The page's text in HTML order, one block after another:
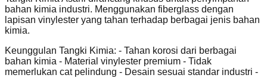
bahan kimia industri. Menggunakan fiberglass dengan
lapisan vinylester yang tahan terhadap berbagai jenis bahan
kimia.
Keunggulan Tangki Kimia: - Tahan korosi dari berbagai
bahan kimia - Material vinylester premium - Tidak
memerlukan cat pelindung - Desain sesuai standar industri -